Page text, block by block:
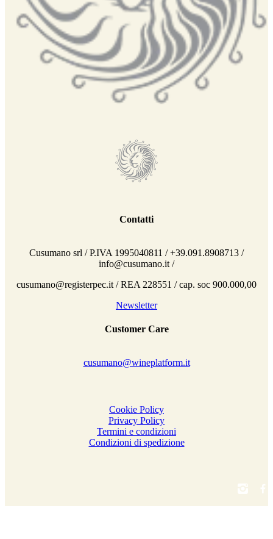
Contatti
Cusumano srl / P.IVA 1995040811 / +39.091.8908713 /
info@cusumano.it /
cusumano@registerpec.it / REA 228551 / cap. soc 900.000,00
Newsletter
Customer Care
cusumano@wineplatform.it
Cookie Policy
Privacy Policy
Termini e condizioni
Condizioni di spedizione